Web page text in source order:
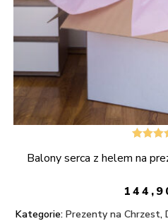
5.00
Balony serca z helem na
Kategorie: Prezenty na Chrzest,